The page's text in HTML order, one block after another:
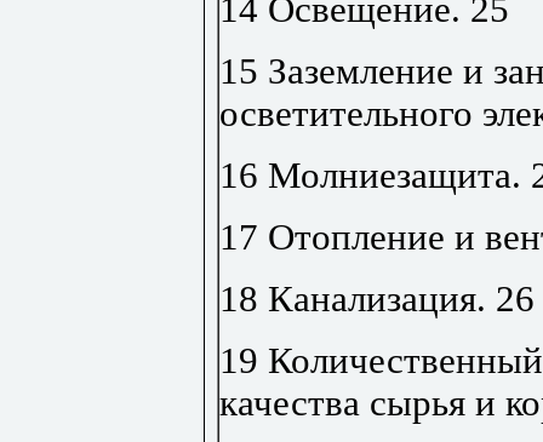
14 Освещение. 25
15 Заземление и
осветительного
16 Молниезащита.
17 Отопление и
18 Канализация. 26
19
качества сырья и